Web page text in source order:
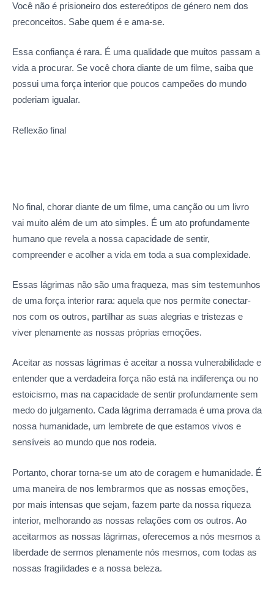
Você não é prisioneiro dos estereótipos de género nem dos
preconceitos. Sabe quem é e ama-se.
Essa confiança é rara. É uma qualidade que muitos passam a
vida a procurar. Se você chora diante de um filme, saiba que
possui uma força interior que poucos campeões do mundo
poderiam igualar.
Reflexão final
No final, chorar diante de um filme, uma canção ou um livro
vai muito além de um ato simples. É um ato profundamente
humano que revela a nossa capacidade de sentir,
compreender e acolher a vida em toda a sua complexidade.
Essas lágrimas não são uma fraqueza, mas sim testemunhos
de uma força interior rara: aquela que nos permite conectar-
nos com os outros, partilhar as suas alegrias e tristezas e
viver plenamente as nossas próprias emoções.
Aceitar as nossas lágrimas é aceitar a nossa vulnerabilidade e
entender que a verdadeira força não está na indiferença ou no
estoicismo, mas na capacidade de sentir profundamente sem
medo do julgamento. Cada lágrima derramada é uma prova da
nossa humanidade, um lembrete de que estamos vivos e
sensíveis ao mundo que nos rodeia.
Portanto, chorar torna-se um ato de coragem e humanidade. É
uma maneira de nos lembrarmos que as nossas emoções,
por mais intensas que sejam, fazem parte da nossa riqueza
interior, melhorando as nossas relações com os outros. Ao
aceitarmos as nossas lágrimas, oferecemos a nós mesmos a
liberdade de sermos plenamente nós mesmos, com todas as
nossas fragilidades e a nossa beleza.